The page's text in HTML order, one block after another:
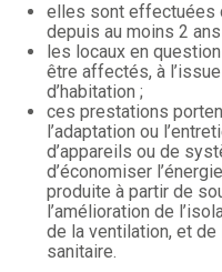
elles sont effectuées
depuis au moins 2 ans
les locaux en
être affectés, à
d’habitation ;
ces prestations
l’adaptation ou
d’appareils ou de
d’économiser
produite à partir de
l’amélioration de
de la ventilation, et de
sanitaire.